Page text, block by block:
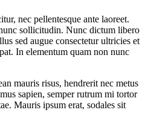
nec pellentesque ante laoreet.
sollicitudin. Nunc dictum libero
sed augue consectetur ultricies et
In elementum quam non nunc
mauris risus, hendrerit nec metus
sapien, semper rutrum mi tortor
Mauris ipsum erat, sodales sit